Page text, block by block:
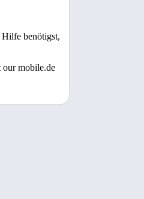
benötigst,
our mobile.de